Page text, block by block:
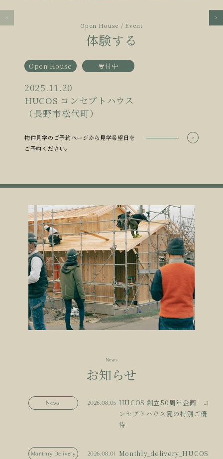
Open House / Event
体験する
Open House 受付中
2025.11.20
HUCOS コンセプトハウス
（長野市松代町）
物件見学のご予約ページから見学希望日を
ご予約ください。
News
お知らせ
News 2026.08.05 HUCOS 創立50周年企画 コ
ンセプトハウス夏の特別ご優
待
Monthry Delivery 2026.08.01
Monthly_delivery_HUCOS